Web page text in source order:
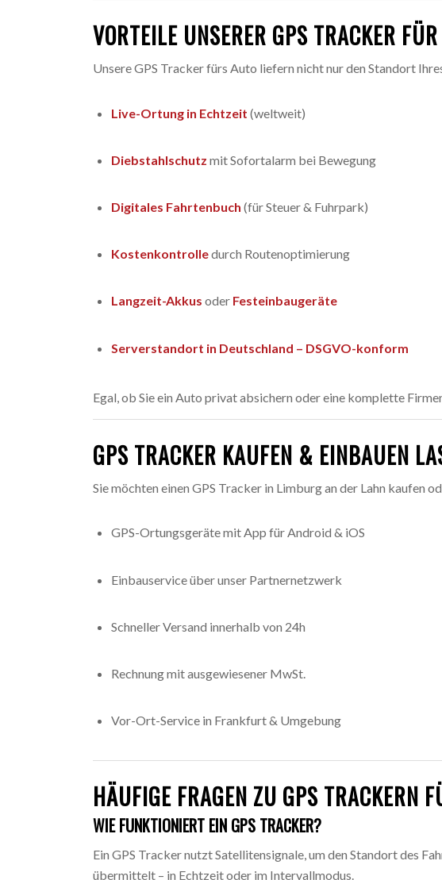
VORTEILE UNSERER GPS TRACKER
Unsere GPS Tracker fürs Auto liefern nicht nur den Standort
Live-Ortung in Echtzeit (weltweit)
Diebstahlschutz mit Sofortalarm bei Bewegung
Digitales Fahrtenbuch (für Steuer & Fuhrpark)
Kostenkontrolledurch Routenoptimierung
Langzeit-Akkus oder Festeinbaugeräte
Serverstandort in Deutschland – DSGVO-konform
Egal, ob Sie ein Auto privat absichern oder eine komplette
GPS TRACKER KAUFEN & EINBAUEN
Sie möchten einen GPS Tracker in Limburg an der Lahn kaufen
GPS-Ortungsgeräte mit App für Android & iOS
Einbauservice über unser Partnernetzwerk
Schneller Versand innerhalb von 24h
Rechnung mit ausgewiesener MwSt.
Vor-Ort-Service in Frankfurt & Umgebung
HÄUFIGE FRAGEN ZU GPS TRACKERN
WIE FUNKTIONIERT EIN GPS TRACKER?
Ein GPS Tracker nutzt Satellitensignale, um den Standort des
übermittelt – in Echtzeit oder im Intervallmodus.